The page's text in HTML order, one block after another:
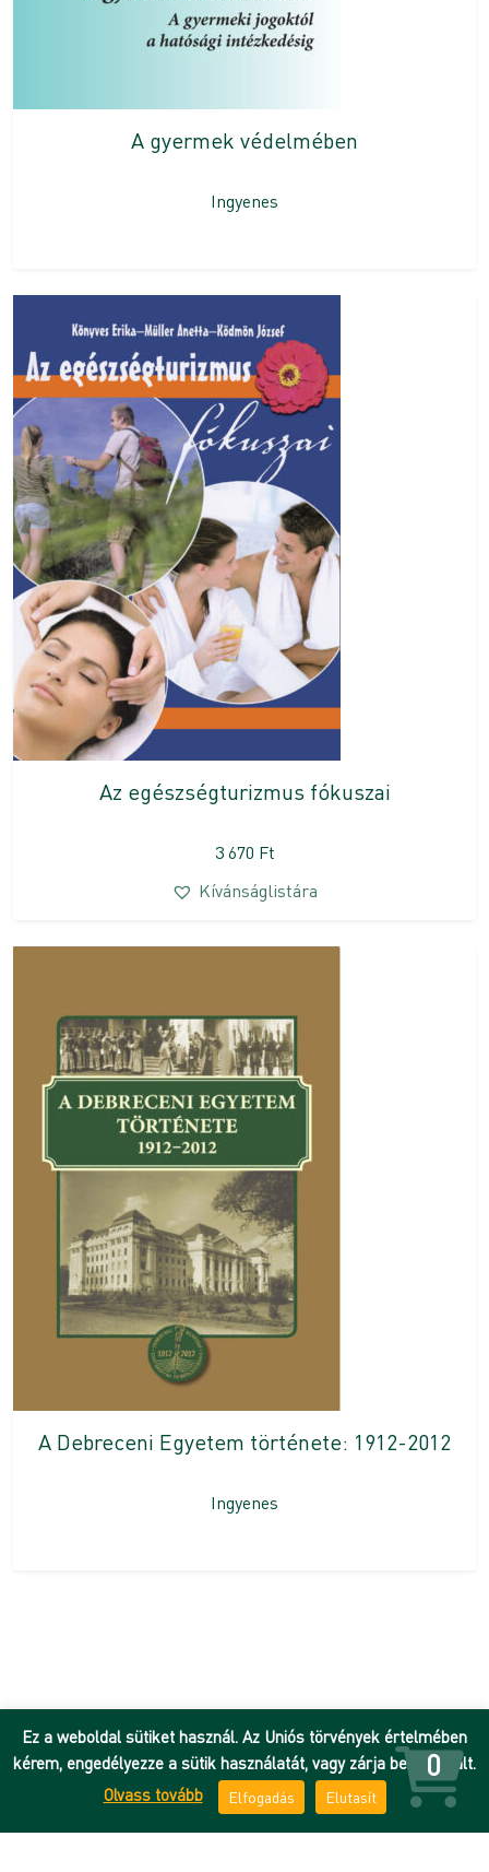
A gyermek védelmében
Ingyenes
Az egészségturizmus fókuszai
3 670 Ft
Kívánságlistára
A Debreceni Egyetem története: 1912-2012
Ingyenes
Ez a weboldal sütiket használ. Az Uniós törvények értelmében
kérem, engedélyezze a sütik használatát, vagy zárja be az oldalt.
Olvass tovább
Elfogadás Elutasít
0